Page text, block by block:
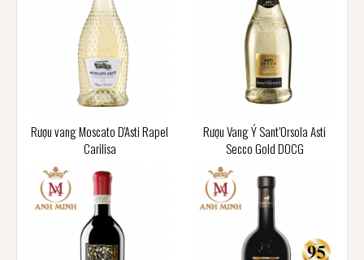
Rượu vang Moscato D'Asti Rapel
Carilisa
Rượu Vang Ý Sant’Orsola Asti
Secco Gold DOCG